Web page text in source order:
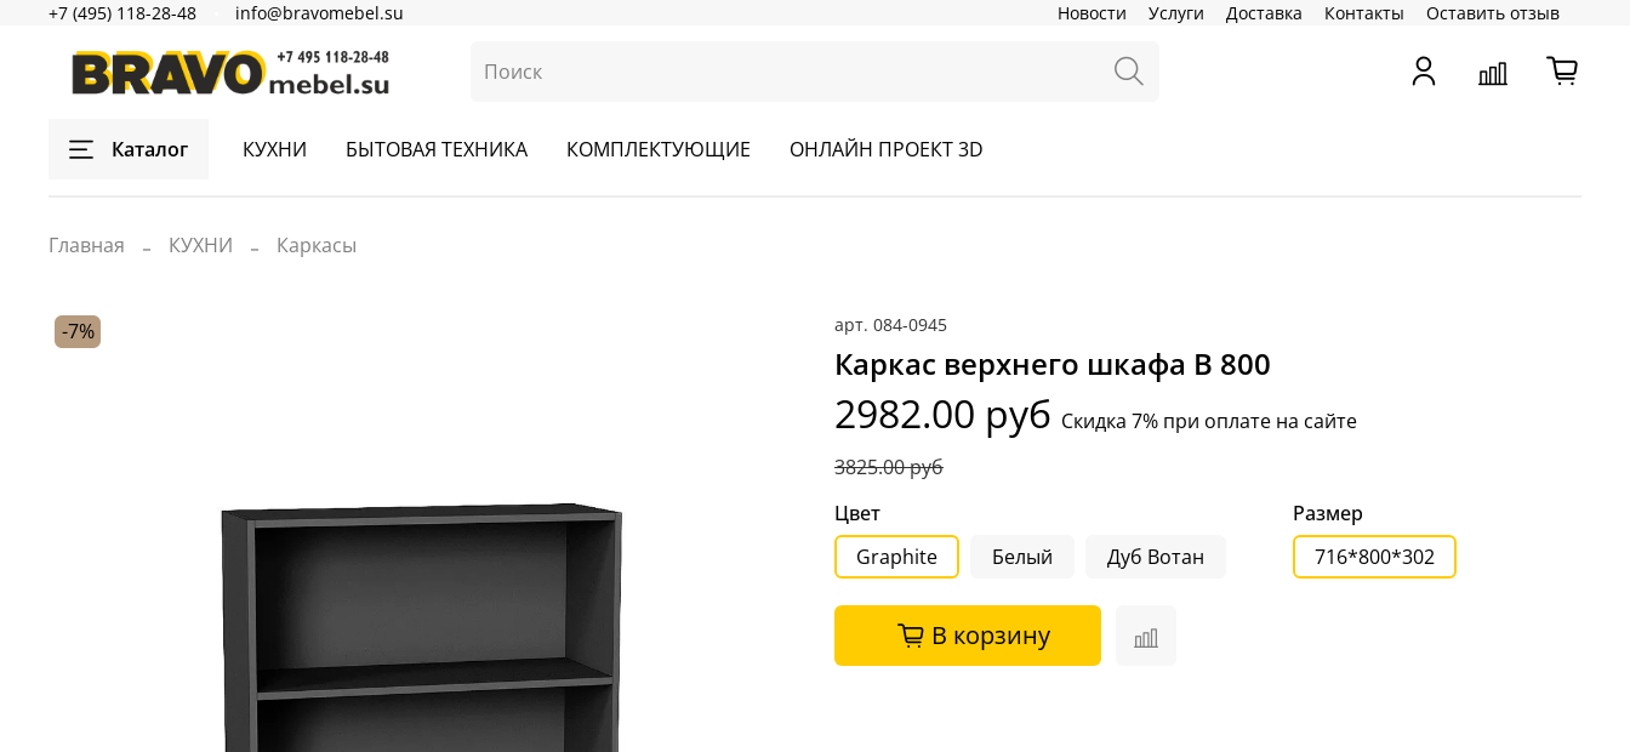
Новости Услуги Доставка Контакты Оставить отзыв
+7 (495) 118-28-48 info@bravomebel.su
Каталог КУХНИ БЫТОВАЯ ТЕХНИКА КОМПЛЕКТУЮЩИЕ ОНЛАЙН ПРОЕКТ 3D
Главная КУХНИ Каркасы
-7% арт. 084-0945
Каркас верхнего шкафа В 800
2982.00 руб Скидка 7% при оплате на сайте
3825.00 руб
Цвет
Graphite
Белый Дуб Вотан
Размер
716*800*302
В корзину